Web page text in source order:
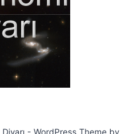
- WordPress Theme by